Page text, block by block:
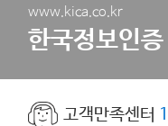
www.kica.co.kr
한국정보인증
고객만족센터